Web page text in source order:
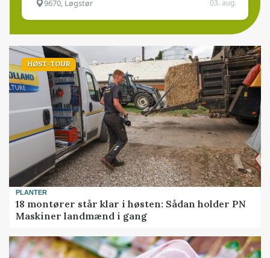
9670, Løgstør 03. aug.
HØST-TOUR
PLANTER
18 montører står klar i høsten: Sådan holder PN
Maskiner landmænd i gang